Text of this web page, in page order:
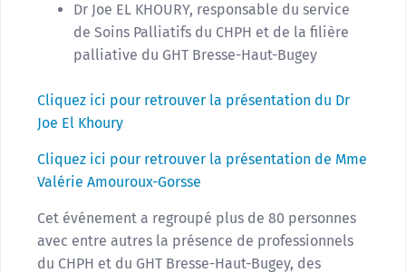
Dr Joe EL KHOURY, responsable du service
de Soins Palliatifs du CHPH et de la filière
palliative du GHT Bresse-Haut-Bugey
Cliquez ici pour retrouver la présentation du Dr
Joe El Khoury
Cliquez ici pour retrouver la présentation de Mme
Valérie Amouroux-Gorsse
Cet événement a regroupé plus de 80 personnes
avec entre autres la présence de professionnels
du CHPH et du GHT Bresse-Haut-Bugey, des